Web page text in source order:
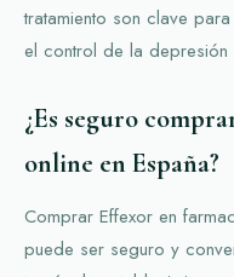
tratamiento son clave
el control de la
¿Es seguro
online en España?
Comprar Effexor en
puede ser seguro y